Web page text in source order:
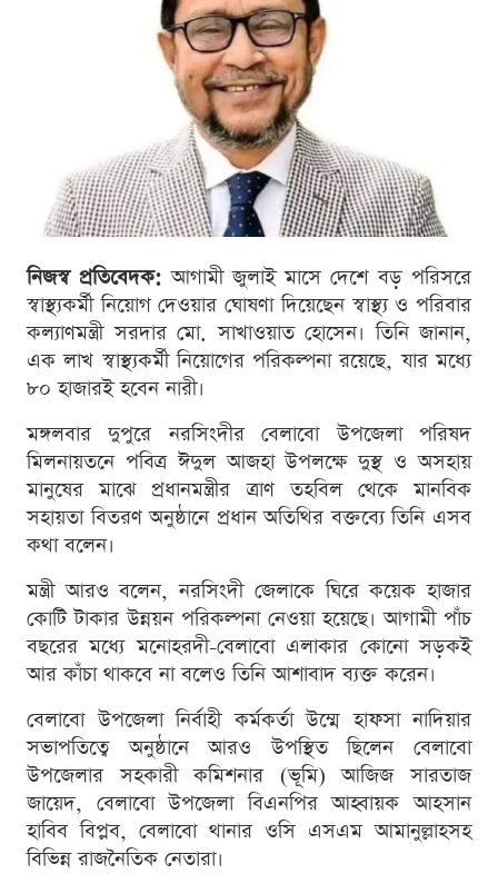
নিজস্ব প্রতিবেদক: আগামী জুলাই মাসে দেশে বড় পরিসরে
স্বাস্থ্যকর্মী নিয়োগ দেওয়ার ঘোষণা দিয়েছেন স্বাস্থ্য ও পরিবার
কল্যাণমন্ত্রী সরদার মো. সাখাওয়াত হোসেন। তিনি জানান,
এক লাখ স্বাস্থ্যকর্মী নিয়োগের পরিকল্পনা রয়েছে, যার মধ্যে
৮০ হাজারই হবেন নারী।
মঙ্গলবার দুপুরে নরসিংদীর বেলাবো উপজেলা পরিষদ
মিলনায়তনে পবিত্র ঈদুল আজহা উপলক্ষে দুস্থ ও অসহায়
মানুষের মাঝে প্রধানমন্ত্রীর ত্রাণ তহবিল থেকে মানবিক
সহায়তা বিতরণ অনুষ্ঠানে প্রধান অতিথির বক্তব্যে তিনি এসব
কথা বলেন।
মন্ত্রী আরও বলেন, নরসিংদী জেলাকে ঘিরে কয়েক হাজার
কোটি টাকার উন্নয়ন পরিকল্পনা নেওয়া হয়েছে। আগামী পাঁচ
বছরের মধ্যে মনোহরদী-বেলাবো এলাকার কোনো সড়কই
আর কাঁচা থাকবে না বলেও তিনি আশাবাদ ব্যক্ত করেন।
বেলাবো উপজেলা নির্বাহী কর্মকর্তা উম্মে হাফসা নাদিয়ার
সভাপতিত্বে অনুষ্ঠানে আরও উপস্থিত ছিলেন বেলাবো
উপজেলার সহকারী কমিশনার (ভূমি) আজিজ সারতাজ
জায়েদ, বেলাবো উপজেলা বিএনপির আহ্বায়ক আহসান
হাবিব বিপ্লব, বেলাবো থানার ওসি এসএম আমানুল্লাহসহ
বিভিন্ন রাজনৈতিক নেতারা।